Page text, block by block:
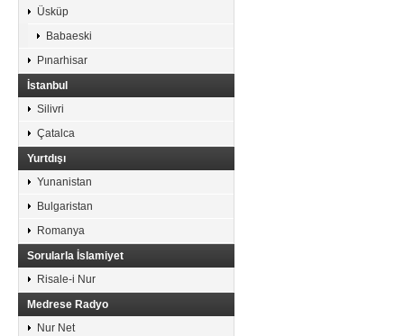
Üsküp
Babaeski
Pınarhisar
İstanbul
Silivri
Çatalca
Yurtdışı
Yunanistan
Bulgaristan
Romanya
Sorularla İslamiyet
Risale-i Nur
Medrese Radyo
Nur Net